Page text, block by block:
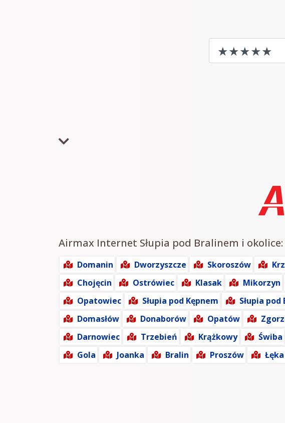
Airmax Internet Słupia pod Bralinem i
Domanin Dworzyszcze Skoroszów
Chojęcin
Ostrówiec Klasak Mikorzyn
Opatowiec
Słupia pod Kępnem Słupia
Domasłów
Donaborów Opatów
Darnowiec
Trzebień Krążkowy Świba
Gola
Joanka Bralin Proszów